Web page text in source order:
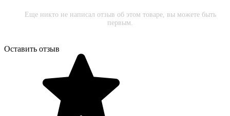
Еще никто не написал отзыв об этом товаре, вы можете быть
первым.
Оставить отзыв